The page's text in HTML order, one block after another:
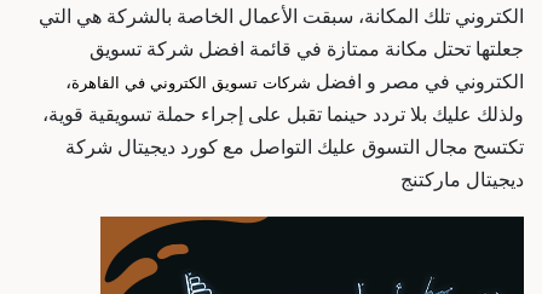
الكتروني تلك المكانة، سبقت الأعمال الخاصة بالشركة هي التي
جعلتها تحتل مكانة ممتازة في قائمة افضل شركة تسويق
الكتروني في مصر و افضل شركات تسويق الكتروني في القاهرة،
ولذلك عليك بلا تردد حينما تقبل على إجراء حملة تسويقية قوية،
تكتسح مجال التسوق عليك التواصل مع كورد ديجيتال شركة
ديجيتال ماركتنج